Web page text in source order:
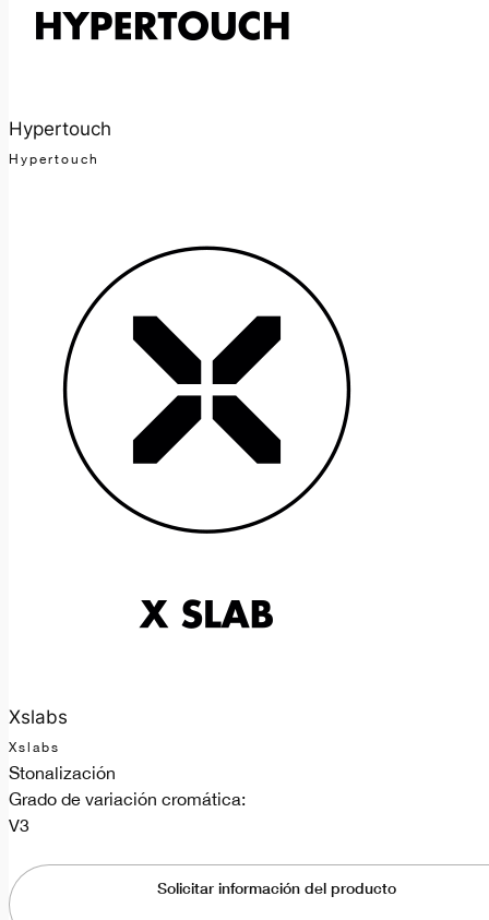
Hypertouch
Hypertouch
Xslabs
Xslabs
Stonalización
Grado de variación cromática:
V3
Solicitar información del producto